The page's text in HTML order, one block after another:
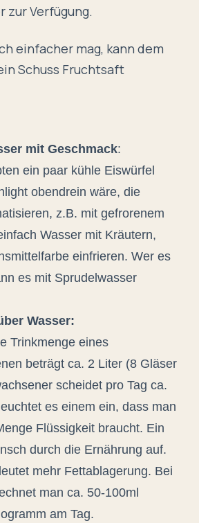
zur Verfügung.
einfacher mag, kann dem
Schuss Fruchtsaft
mit Geschmack:
ein paar kühle Eiswürfel
obendrein wäre, die
z.B. mit gefrorenem
Wasser mit Kräutern,
einfrieren. Wer es
es mit Sprudelwasser
Wasser:
Trinkmenge eines
beträgt ca. 2 Liter (8 Gläser
scheidet pro Tag ca.
es einem ein, dass man
Flüssigkeit braucht. Ein
durch die Ernährung auf.
mehr Fettablagerung. Bei
man ca. 50-100ml
am Tag.